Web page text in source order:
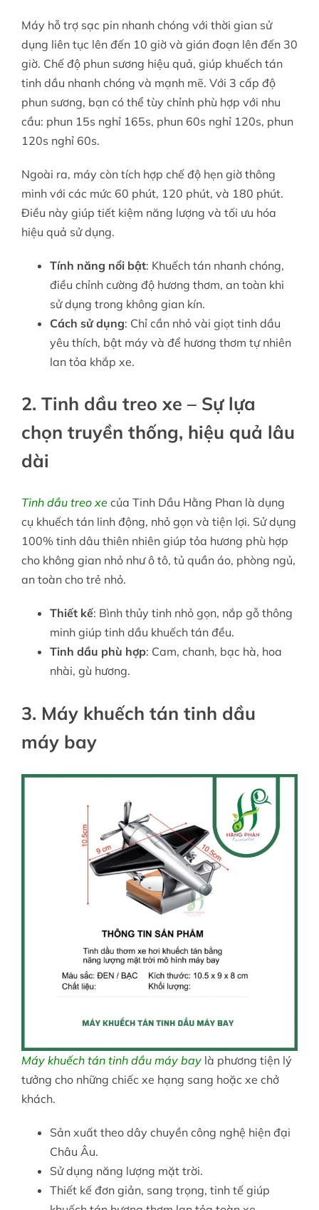
Máy hỗ trợ sạc pin nhanh chóng với thời gian sử
dụng liên tục lên đến 10 giờ và gián đoạn lên đến 30
giờ. Chế độ phun sương hiệu quả, giúp khuếch tán
tinh dầu nhanh chóng và mạnh mẽ. Với 3 cấp độ
phun sương, bạn có thể tùy chỉnh phù hợp với nhu
cầu: phun 15s nghỉ 165s, phun 60s nghỉ 120s, phun
120s nghỉ 60s.
Ngoài ra, máy còn tích hợp chế độ hẹn giờ thông
minh với các mức 60 phút, 120 phút, và 180 phút.
Điều này giúp tiết kiệm năng lượng và tối ưu hóa
hiệu quả sử dụng.
Tính năng nổi bật: Khuếch tán nhanh chóng,
điều chỉnh cường độ hương thơm, an toàn khi
sử dụng trong không gian kín.
Cách sử dụng: Chỉ cần nhỏ vài giọt tinh dầu
yêu thích, bật máy và để hương thơm tự nhiên
lan tỏa khắp xe.
2. Tinh dầu treo xe – Sự lựa
chọn truyền thống, hiệu quả lâu
dài
Tinh dầu treo xe của Tinh Dầu Hằng Phan là dụng
cụ khuếch tán linh động, nhỏ gọn và tiện lợi. Sử dụng
100% tinh dâu thiên nhiên giúp tỏa hương phù hợp
cho không gian nhỏ như ô tô, tủ quần áo, phòng ngủ,
an toàn cho trẻ nhỏ.
Thiết kế: Bình thủy tinh nhỏ gọn, nắp gỗ thông
minh giúp tinh dầu khuếch tán đều.
Tinh dầu phù hợp: Cam, chanh, bạc hà, hoa
nhài, gù hương.
3. Máy khuếch tán tinh dầu
máy bay
Máy khuếch tán tinh dầu máy baylà phương tiện lý
tưởng cho những chiếc xe hạng sang hoặc xe chở
khách.
Sản xuất theo dây chuyền công nghệ hiện đại
Châu Âu.
Sử dụng năng lượng mặt trời.
Thiết kế đơn giản, sang trọng, tinh tế giúp